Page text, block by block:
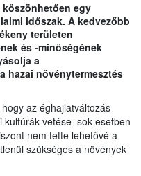
egy
időszak. A kedvezőbb
területen
és -minőségének
a
hazai növénytermesztés
az éghajlatváltozás
kultúrák vetése sok esetben
nem tette lehetővé a
szükséges a növények